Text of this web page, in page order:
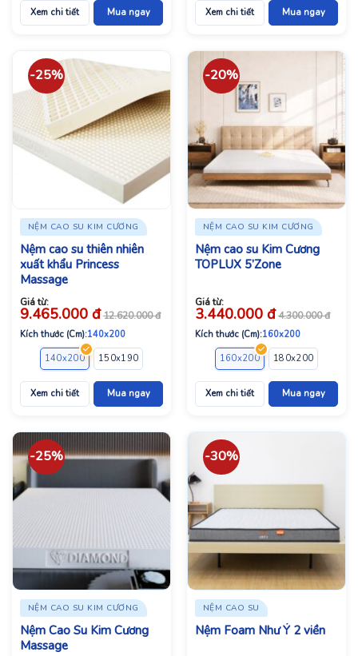
Xem chi tiết Mua ngay Xem chi tiết Mua ngay
-25%
NỆM CAO SU KIM CƯƠNG
Nệm cao su thiên nhiên
xuất khẩu Princess
Massage
Giá từ:
9.465.000 đ 12.620.000đ
Kích thước (Cm):140x200
140x200
150x190 180x200 220x200
Xem chi tiết Mua ngay
-20%
NỆM CAO SU KIM CƯƠNG
Nệm cao su Kim Cương
TOPLUX 5’Zone
Giá từ:
3.440.000 đ 4.300.000đ
Kích thước (Cm):160x200
160x200
180x200
Xem chi tiết Mua ngay
-25%
NỆM CAO SU KIM CƯƠNG
Nệm Cao Su Kim Cương
Massage
-30%
NỆM CAO SU
Nệm Foam Như Ý 2 viền